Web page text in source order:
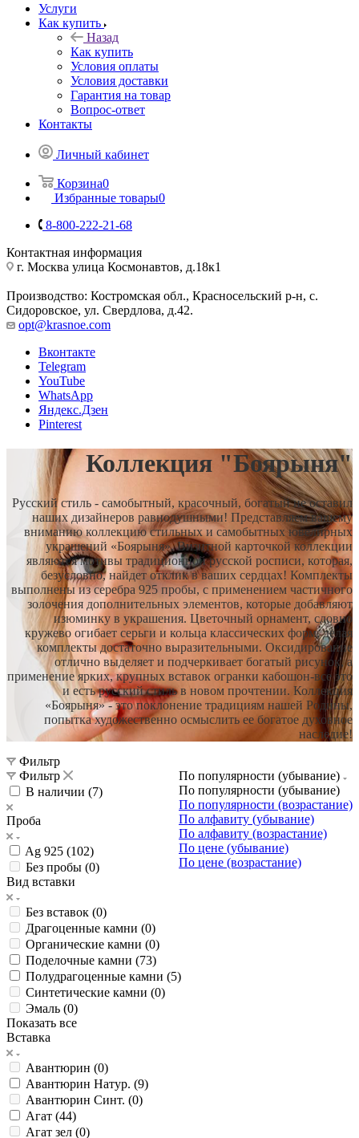
Услуги
Как купить
Назад
Как купить
Условия оплаты
Условия доставки
Гарантия на товар
Вопрос-ответ
Контакты
Личный кабинет
Корзина0
Избранные товары0
8-800-222-21-68
Контактная информация
г. Москва улица Космонавтов, д.18к1
Производство: Костромская обл., Красносельский р-н, с.
Сидоровское, ул. Свердлова, д.42.
opt@krasnoe.com
Вконтакте
Telegram
YouTube
WhatsApp
Яндекс.Дзен
Pinterest
Коллекция "Боярыня"
Русский стиль - самобытный, красочный, богатый не оставил
наших дизайнеров равнодушными! Представляем вашему
вниманию коллекцию стильных и самобытных ювелирных
украшений «Боярыня». Визитной карточкой коллекции
являются мотивы традиционной русской росписи, которая,
безусловно, найдет отклик в ваших сердцах! Комплекты
выполнены из серебра 925 пробы, с применением частичного
золочения дополнительных элементов, которые добавляют
изюминку в украшения. Цветочный орнамент, словно
кружево огибает серьги и кольца классических форм, делая
комплекты достаточно выразительными. Оксидирование
отлично выделяет и подчеркивает богатый рисунок, а
применение ярких, крупных вставок огранки кабошон-все это
и есть русский стиль в новом прочтении. Коллекция
«Боярыня» - это поклонение традициям нашей Родины,
попытка художественно осмыслить ее богатое духовное
наследие!
Фильтр
По популярности (убывание)
По популярности (убывание)
По популярности (возрастание)
По алфавиту (убывание)
По алфавиту (возрастание)
По цене (убывание)
По цене (возрастание)
Фильтр
В наличии (7)
Проба
Ag 925 (102)
Без пробы (0)
Вид вставки
Без вставок (0)
Драгоценные камни (0)
Органические камни (0)
Поделочные камни (73)
Полудрагоценные камни (5)
Синтетические камни (0)
Эмаль (0)
Показать все
Вставка
Авантюрин (0)
Авантюрин Натур. (9)
Авантюрин Синт. (0)
Агат (44)
Агат зел (0)